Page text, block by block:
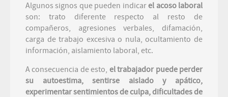
Algunos signos que pueden indicarel acoso laboral
son: trato diferente respecto al resto de
compañeros, agresiones verbales, difamación,
carga de trabajo excesiva o nula, ocultamiento de
información, aislamiento laboral, etc.
A consecuencia de esto, el trabajador puede perder
su autoestima, sentirse aislado y apático,
experimentar sentimientos de culpa, dificultades de